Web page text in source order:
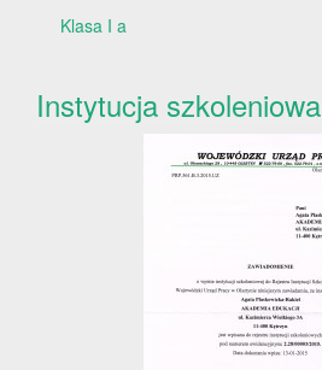
Klasa I a
Instytucja szkoleniowa